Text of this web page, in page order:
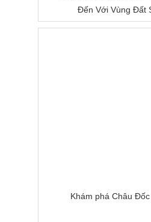
Đến Với Vùng Đất
Khám phá Châu